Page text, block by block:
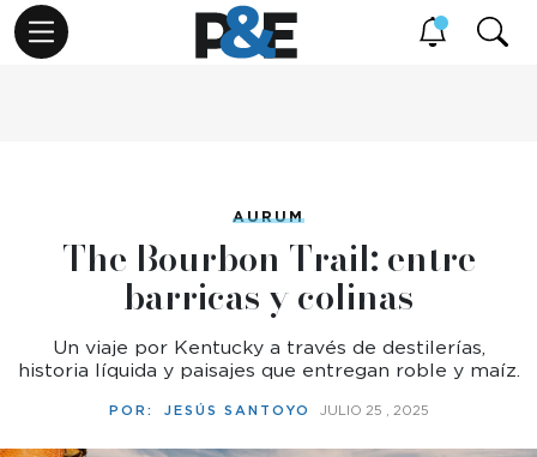
AURUM
The Bourbon Trail: entre
barricas y colinas
Un viaje por Kentucky a través de destilerías,
historia líquida y paisajes que entregan roble y maíz.
POR: JESÚS SANTOYO JULIO 25 , 2025